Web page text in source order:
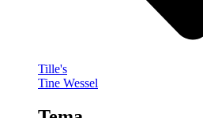
Tille's
Tine Wessel